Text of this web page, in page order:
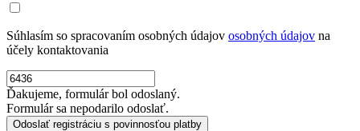
Súhlasím so spracovaním osobných údajov osobných údajov na
účely kontaktovania
Ďakujeme, formulár bol odoslaný.
Formulár sa nepodarilo odoslať.